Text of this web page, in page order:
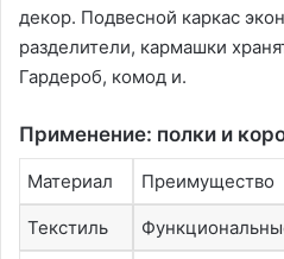
декор. Подвесной каркас
разделители, кармашки
Гардероб, комод и.
Применение: полки и
Материал Преимущество
Текстиль